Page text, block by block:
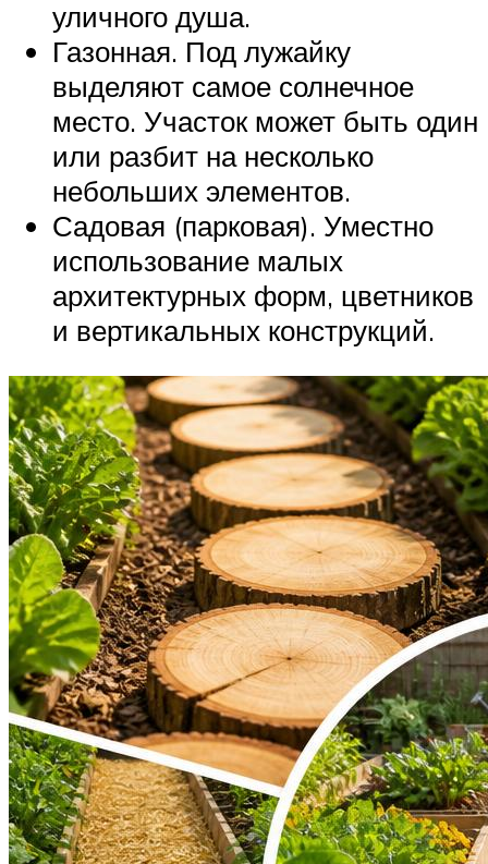
уличного душа.
Газонная. Под лужайку
выделяют самое солнечное
место. Участок может быть один
или разбит на несколько
небольших элементов.
Садовая (парковая). Уместно
использование малых
архитектурных форм, цветников
и вертикальных конструкций.